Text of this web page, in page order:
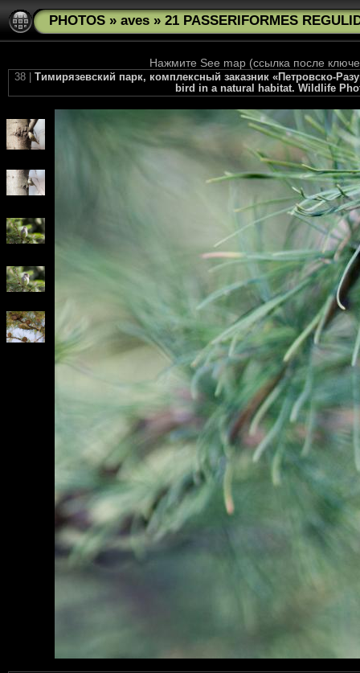
PHOTOS » aves » 21 PASSERIFORMES
Нажмите See map (ссылка после
38 |Тимирязевский парк, комплексный заказник «Петровско-
bird in a natural habitat. Wildlife